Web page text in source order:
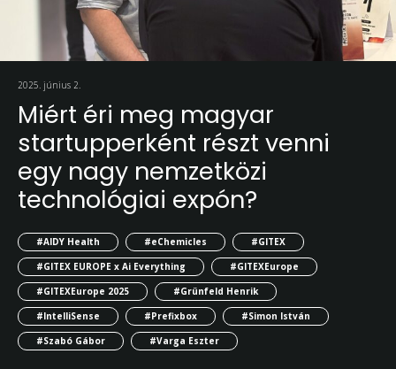
2025. június 2.
Miért éri meg magyar
startupperként részt venni
egy nagy nemzetközi
technológiai expón?
#AIDY Health #eChemicles
#GITEX
#GITEX EUROPE x Ai Everything
#GITEXEurope
#GITEXEurope 2025
#Grünfeld Henrik
#IntelliSense
#Prefixbox
#Simon István
#Szabó Gábor
#Varga Eszter